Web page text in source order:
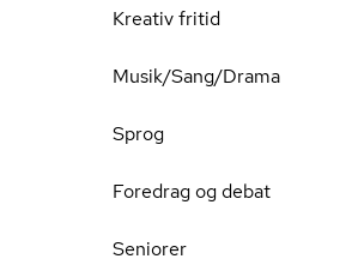
Kreativ fritid
Musik/Sang/Drama
Sprog
Foredrag og debat
Seniorer